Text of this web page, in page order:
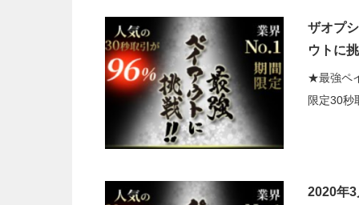
ザオプ
ウトに
★最強ペ
限定30秒
2020年